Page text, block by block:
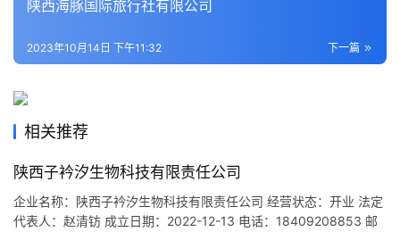
本
生
旅
游
城
陕西海豚国际旅行社有限公司
下一篇
2023年10月14日 下午11:32
相关推荐
陕西子衿汐生物科技有限责任公司
企业名称：陕西子衿汐生物科技有限责任公司 经营状态：开业 法定
代表人：赵清钫 成立日期：2022-12-13 电话：18409208853 邮